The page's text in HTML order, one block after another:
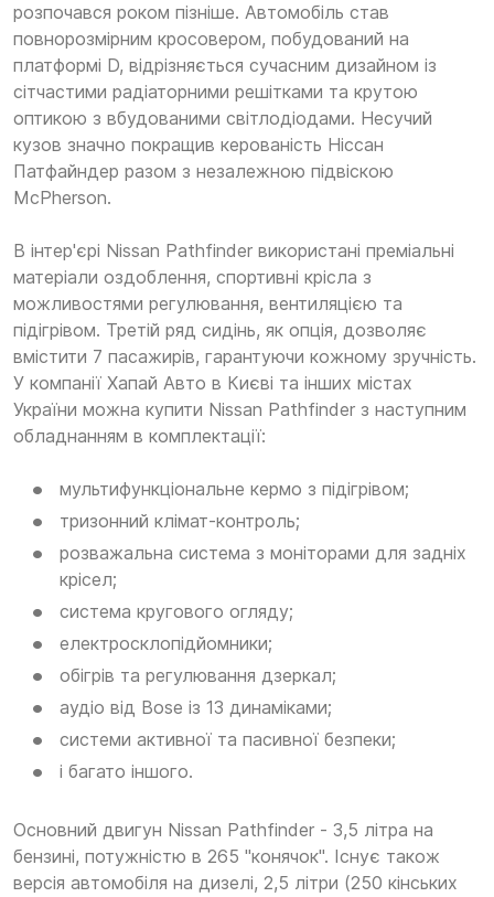
розпочався роком пізніше. Автомобіль став
повнорозмірним кросовером, побудований на
платформі D, відрізняється сучасним дизайном із
сітчастими радіаторними решітками та крутою
оптикою з вбудованими світлодіодами. Несучий
кузов значно покращив керованість Ніссан
Патфайндер разом з незалежною підвіскою
McPherson.
В інтер'єрі Nissan Pathfinder використані преміальні
матеріали оздоблення, спортивні крісла з
можливостями регулювання, вентиляцією та
підігрівом. Третій ряд сидінь, як опція, дозволяє
вмістити 7 пасажирів, гарантуючи кожному зручність.
У компанії Хапай Авто в Києві та інших містах
України можна купити Nissan Pathfinder з наступним
обладнанням в комплектації:
мультифункціональне кермо з підігрівом;
тризонний клімат-контроль;
розважальна система з моніторами для задніх
крісел;
система кругового огляду;
електросклопідйомники;
обігрів та регулювання дзеркал;
аудіо від Bose із 13 динаміками;
системи активної та пасивної безпеки;
і багато іншого.
Основний двигун Nissan Pathfinder - 3,5 літра на
бензині, потужністю в 265 "конячок". Існує також
версія автомобіля на дизелі, 2,5 літри (250 кінських